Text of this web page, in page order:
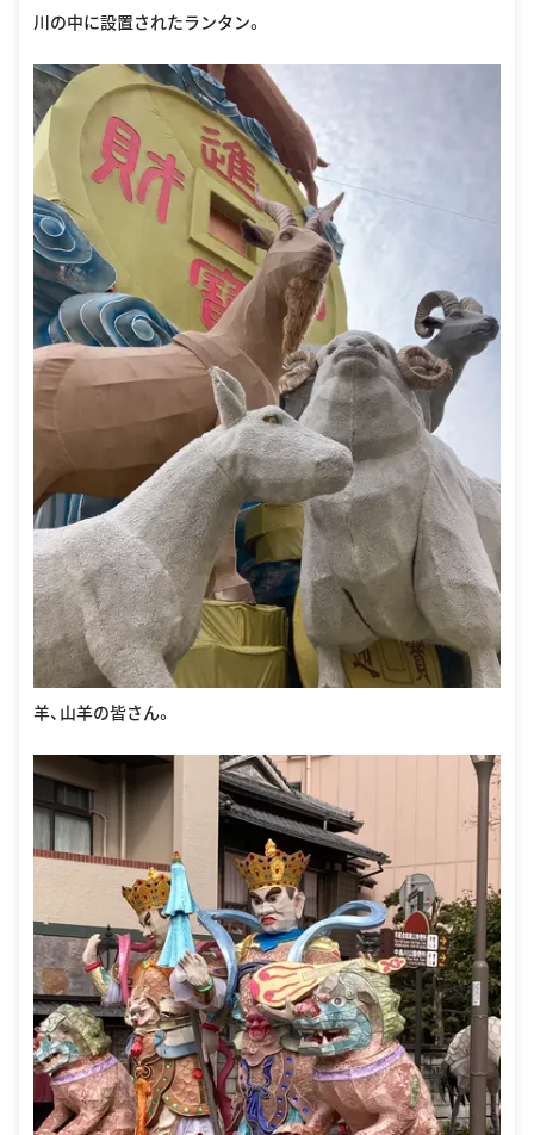
川の中に設置されたランタン。
羊、山羊の皆さん。